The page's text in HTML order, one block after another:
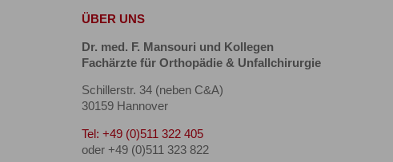
ÜBER UNS
Dr. med. F. Mansouri und Kollegen
Fachärzte für Orthopädie & Unfallchirurgie
Schillerstr. 34 (neben C&A)
30159 Hannover
Tel: +49 (0)511 322 405
oder +49 (0)511 323 822